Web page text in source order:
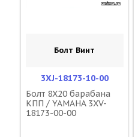
Болт Винт
3XJ-18173-10-00
Болт 8X20 барабана
КПП / YAMAHA 3XV-
18173-00-00